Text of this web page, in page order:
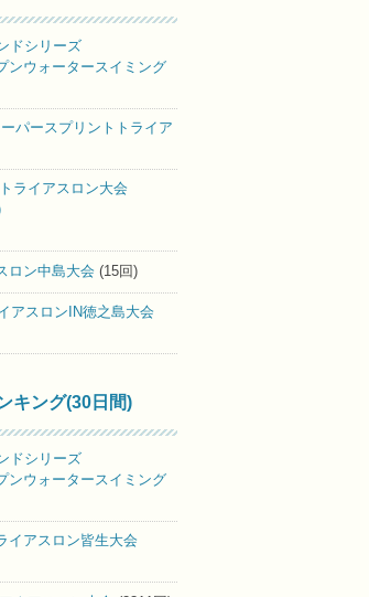
ドシリーズ
ンウォータースイミング
パースプリントトライア
ライアスロン大会
ロン中島大会 (15回)
アスロンIN徳之島大会
キング(30日間)
ドシリーズ
ンウォータースイミング
イアスロン皆生大会